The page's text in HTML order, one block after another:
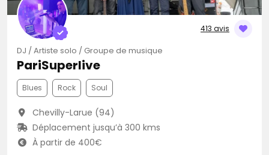
413 avis
DJ / Artiste solo / Groupe de musique
PariSuperlive
Blues Rock Soul
Chevilly-Larue (94)
Déplacement jusqu’à 300 kms
À partir de 400€